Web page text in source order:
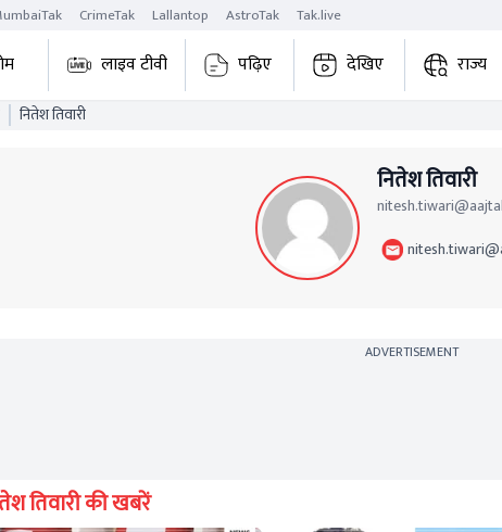
CrimeTak Lallantop AstroTak Tak.live
लाइव टीवी पढ़िए देखिए राज्य
नितेश तिवारी
नितेश तिवारी
ADVERTISEMENT
तिवारी की खबरें